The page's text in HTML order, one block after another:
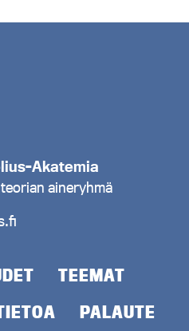
Akatemia
aineryhmä
TEEMAT
PALAUTE